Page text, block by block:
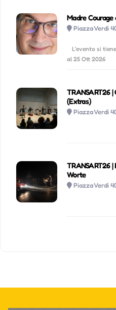
Madre
Piazza Verdi
L'evento si
al 25 Ott 2026
TRANSART26
(Extras)
Piazza Verdi
TRANSART26 |
Worte
Piazza Verdi